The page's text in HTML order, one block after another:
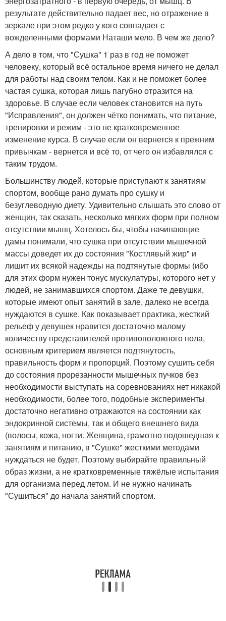
результате действительно падает вес, но отражение в
зеркале при этом редко у кого совпадает с
вожделенными формами Наташи мело. В чем же дело?
А дело в том, что "Сушка" 1 раз в год не поможет
человеку, который всё остальное время ничего не делал
для работы над своим телом. Как и не поможет более
частая сушка, которая лишь пагубно отразится на
здоровье. В случае если человек становится на путь
"Исправления", он должен чётко понимать, что питание,
тренировки и режим - это не кратковременное
изменение курса. В случае если он вернется к прежним
привычкам - вернется и всё то, от чего он избавлялся с
таким трудом.
Большинству людей, которые приступают к занятиям
спортом, вообще рано думать про сушку и
безуглеводную диету. Удивительно слышать это слово от
женщин, так сказать, несколько мягких форм при полном
отсутствии мышц. Хотелось бы, чтобы начинающие
дамы понимали, что сушка при отсутствии мышечной
массы доведет их до состояния "Костлявый жир" и
лишит их всякой надежды на подтянутые формы (ибо
для этих форм нужен тонус мускулатуры, которого нет у
людей, не занимавшихся спортом. Даже те девушки,
которые имеют опыт занятий в зале, далеко не всегда
нуждаются в сушке. Как показывает практика, жесткий
рельеф у девушек нравится достаточно малому
количеству представителей противоположного пола,
основным критерием является подтянутость,
правильность форм и пропорций. Поэтому сушить себя
до состояния прорезанности мышечных пучков без
необходимости выступать на соревнованиях нет никакой
необходимости, более того, подобные эксперименты
достаточно негативно отражаются на состоянии как
эндокринной системы, так и общего внешнего вида
(волосы, кожа, ногти. Женщина, грамотно подошедшая к
занятиям и питанию, в "Сушке" жесткими методами
нуждаться не будет. Поэтому выбирайте правильный
образ жизни, а не кратковременные тяжёлые испытания
для организма перед летом. И не нужно начинать
"Сушиться" до начала занятий спортом.